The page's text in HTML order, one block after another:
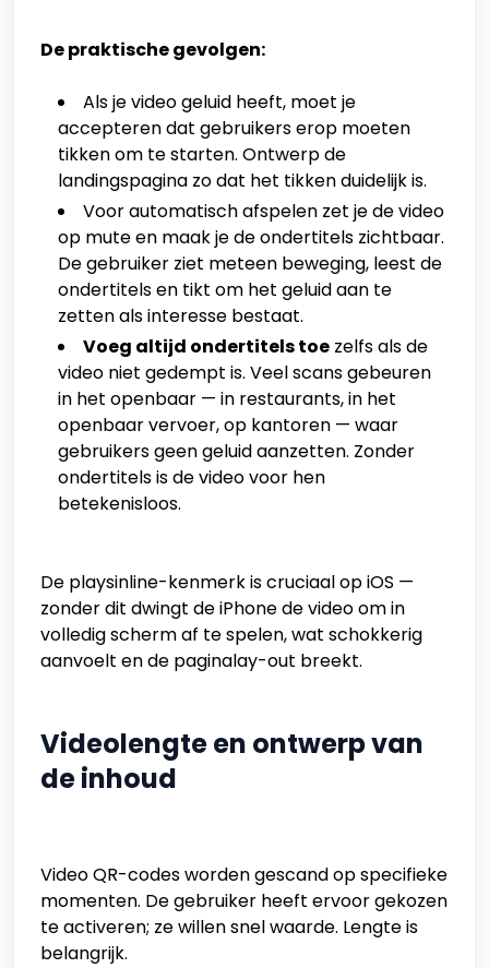
De praktische gevolgen:
Als je video geluid heeft, moet je
accepteren dat gebruikers erop moeten
tikken om te starten. Ontwerp de
landingspagina zo dat het tikken duidelijk is.
Voor automatisch afspelen zet je de video
op mute en maak je de ondertitels zichtbaar.
De gebruiker ziet meteen beweging, leest de
ondertitels en tikt om het geluid aan te
zetten als interesse bestaat.
Voeg altijd ondertitels toe zelfs als de
video niet gedempt is. Veel scans gebeuren
in het openbaar — in restaurants, in het
openbaar vervoer, op kantoren — waar
gebruikers geen geluid aanzetten. Zonder
ondertitels is de video voor hen
betekenisloos.
De playsinline-kenmerk is cruciaal op iOS —
zonder dit dwingt de iPhone de video om in
volledig scherm af te spelen, wat schokkerig
aanvoelt en de paginalay-out breekt.
Videolengte en ontwerp van
de inhoud
Video QR-codes worden gescand op specifieke
momenten. De gebruiker heeft ervoor gekozen
te activeren; ze willen snel waarde. Lengte is
belangrijk.